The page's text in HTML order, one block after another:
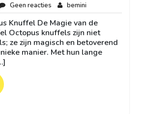
Geen reacties Geen
reacties
bemini
Knuffel De Magie van de
Octopus knuffels zijn niet
ze zijn magisch en betoverend
manier. Met hun lange